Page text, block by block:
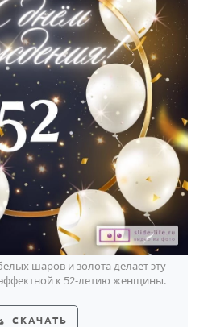
шаров и золота делает эту
к 52-летию женщины.
СКАЧАТЬ